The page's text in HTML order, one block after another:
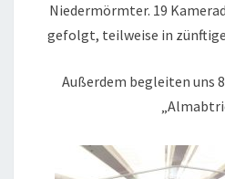
Niedermörmter. 19
gefolgt, teilweise in
Außerdem begleiten uns